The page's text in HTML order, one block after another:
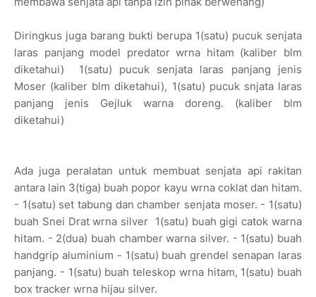
Diringkus juga barang bukti berupa 1(satu) pucuk senjata
laras panjang model predator wrna hitam (kaliber blm
diketahui) 1(satu) pucuk senjata laras panjang jenis
Moser (kaliber blm diketahui), 1(satu) pucuk snjata laras
panjang jenis Gejluk warna doreng. (kaliber blm
diketahui)
Ada juga peralatan untuk membuat senjata api rakitan
antara lain 3(tiga) buah popor kayu wrna coklat dan hitam.
- 1(satu) set tabung dan chamber senjata moser. - 1(satu)
buah Snei Drat wrna silver 1(satu) buah gigi catok warna
hitam. - 2(dua) buah chamber warna silver. - 1(satu) buah
handgrip aluminium - 1(satu) buah grendel senapan laras
panjang. - 1(satu) buah teleskop wrna hitam, 1(satu) buah
box tracker wrna hijau silver.